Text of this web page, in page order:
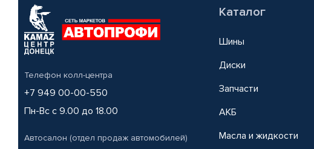
Телефон колл-центра
+7 949 00-00-550
Пн-Вс с 9.00 до 18.00
Автосалон (отдел продаж автомобилей)
Каталог
Шины
Диски
Запчасти
АКБ
Масла и жидкости